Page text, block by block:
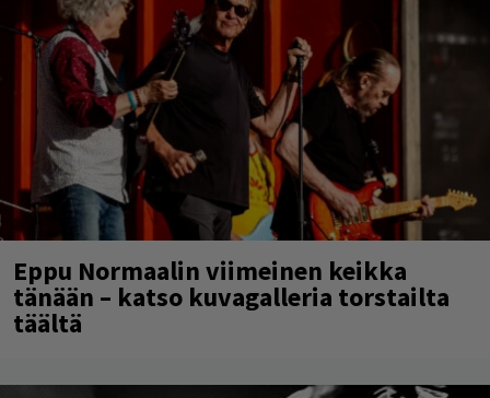
Eppu Normaalin viimeinen keikka
tänään – katso kuvagalleria torstailta
täältä